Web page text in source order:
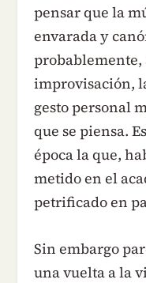
pensar que la
envarada y
probablemente,
improvisación,
gesto personal
que se piensa.
época la que,
metido en el
petrificado en
Sin embargo
una vuelta a la